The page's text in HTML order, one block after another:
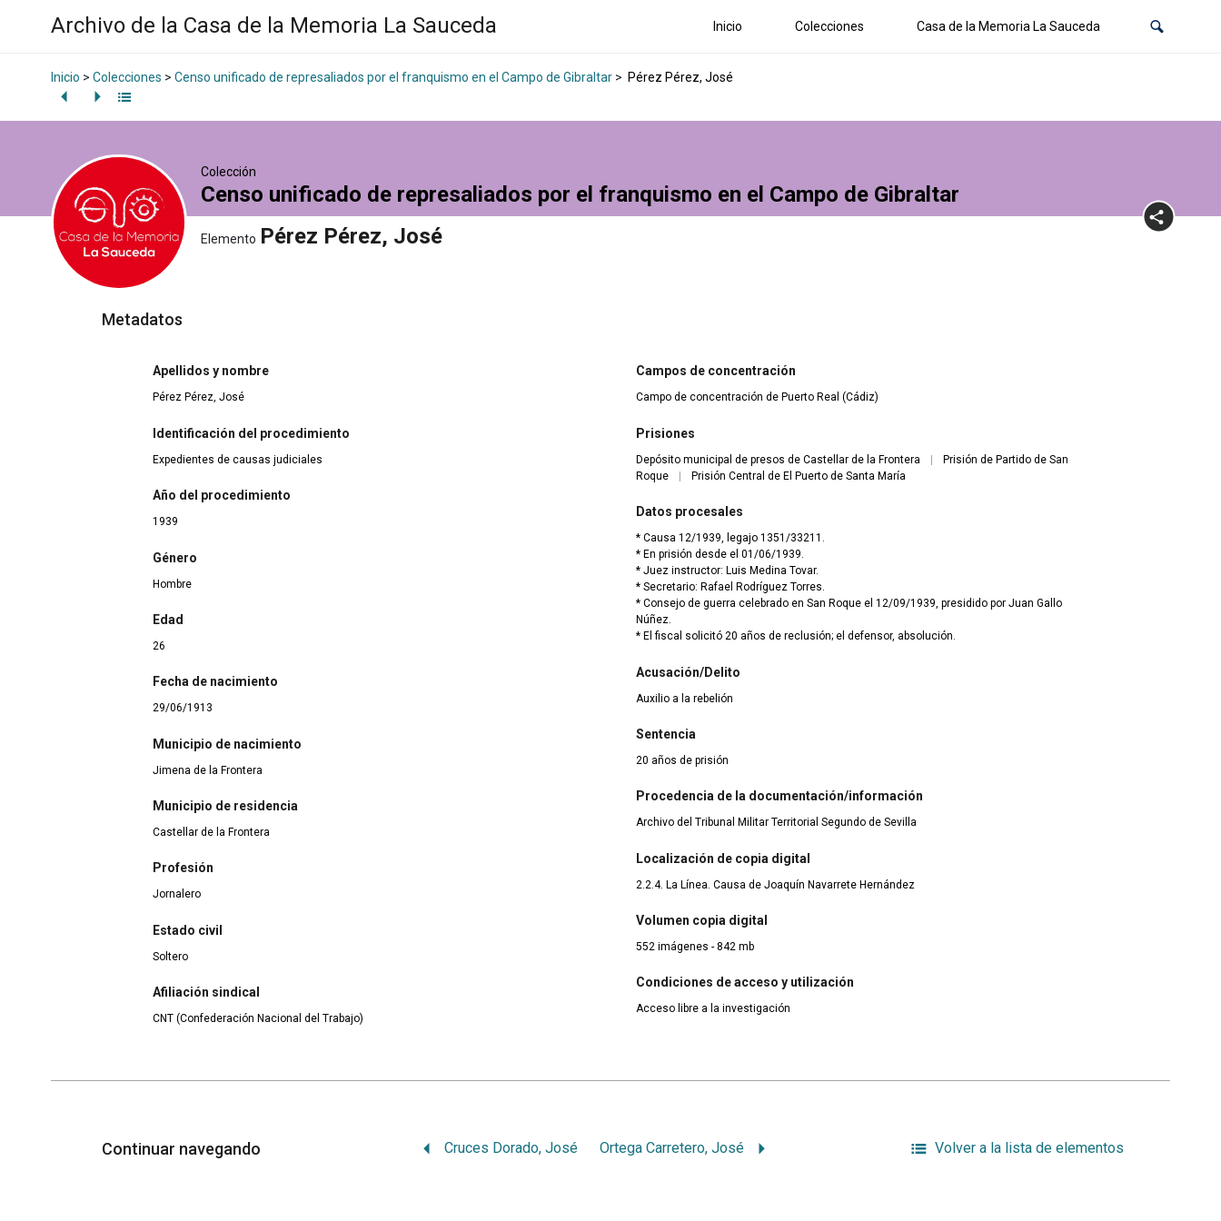
Archivo de la Casa de la Memoria La Sauceda Inicio Colecciones Casa de la Memoria La Sauceda
Inicio > Colecciones > Censo unificado de represaliados por el franquismo en el Campo de Gibraltar > Pérez Pérez, José
Colección
Censo unificado de represaliados por el franquismo en el Campo de Gibraltar
Elemento Pérez Pérez, José
Metadatos
Apellidos y nombre
Pérez Pérez, José
Identificación del procedimiento
Expedientes de causas judiciales
Año del procedimiento
1939
Género
Hombre
Edad
26
Fecha de nacimiento
29/06/1913
Municipio de nacimiento
Jimena de la Frontera
Municipio de residencia
Castellar de la Frontera
Profesión
Jornalero
Estado civil
Soltero
Afiliación sindical
CNT (Confederación Nacional del Trabajo)
Campos de concentración
Campo de concentración de Puerto Real (Cádiz)
Prisiones
Depósito municipal de presos de Castellar de la Frontera |
Prisión de Partido de San
Roque
| Prisión Central de El Puerto de Santa María
Datos procesales
* Causa 12/1939, legajo 1351/33211.
* En prisión desde el 01/06/1939.
* Juez instructor: Luis Medina Tovar.
* Secretario: Rafael Rodríguez Torres.
* Consejo de guerra celebrado en San Roque el 12/09/1939, presidido por Juan Gallo
Núñez.
* El fiscal solicitó 20 años de reclusión; el defensor, absolución.
Acusación/Delito
Auxilio a la rebelión
Sentencia
20 años de prisión
Procedencia de la documentación/información
Archivo del Tribunal Militar Territorial Segundo de Sevilla
Localización de copia digital
2.2.4. La Línea. Causa de Joaquín Navarrete Hernández
Volumen copia digital
552 imágenes - 842 mb
Condiciones de acceso y utilización
Acceso libre a la investigación
Continuar navegando Cruces Dorado, José Ortega Carretero, José Volver a la lista de elementos